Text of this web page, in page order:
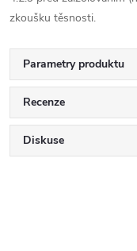
zkoušku těsnosti.
Parametry produktu
Recenze
Diskuse